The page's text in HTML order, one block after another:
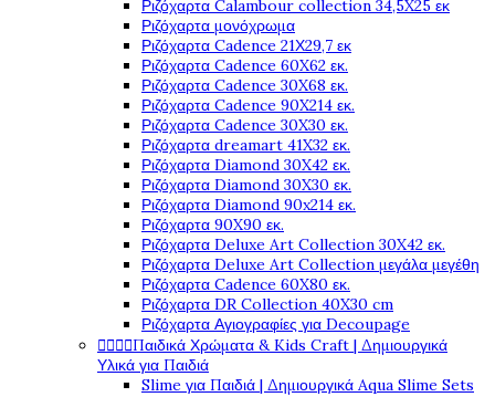
Ριζόχαρτα Calambour collection 34,5X25 εκ
Ριζόχαρτα μονόχρωμα
Ριζόχαρτα Cadence 21Χ29,7 εκ
Ριζόχαρτα Cadence 60X62 εκ.
Ριζόχαρτα Cadence 30X68 εκ.
Ριζόχαρτα Cadence 90X214 εκ.
Ριζόχαρτα Cadence 30X30 εκ.
Ριζόχαρτα dreamart 41X32 εκ.
Ριζόχαρτα Diamond 30X42 εκ.
Ριζόχαρτα Diamond 30X30 εκ.
Ριζόχαρτα Diamond 90x214 εκ.
Ριζόχαρτα 90X90 εκ.
Ριζόχαρτα Deluxe Art Collection 30X42 εκ.
Ριζόχαρτα Deluxe Art Collection μεγάλα μεγέθη
Ριζόχαρτα Cadence 60X80 εκ.
Ριζόχαρτα DR Collection 40X30 cm
Ριζόχαρτα Αγιογραφίες για Decoupage
Παιδικά Χρώματα & Kids Craft | Δημιουργικά
Υλικά για Παιδιά
Slime για Παιδιά | Δημιουργικά Aqua Slime Sets